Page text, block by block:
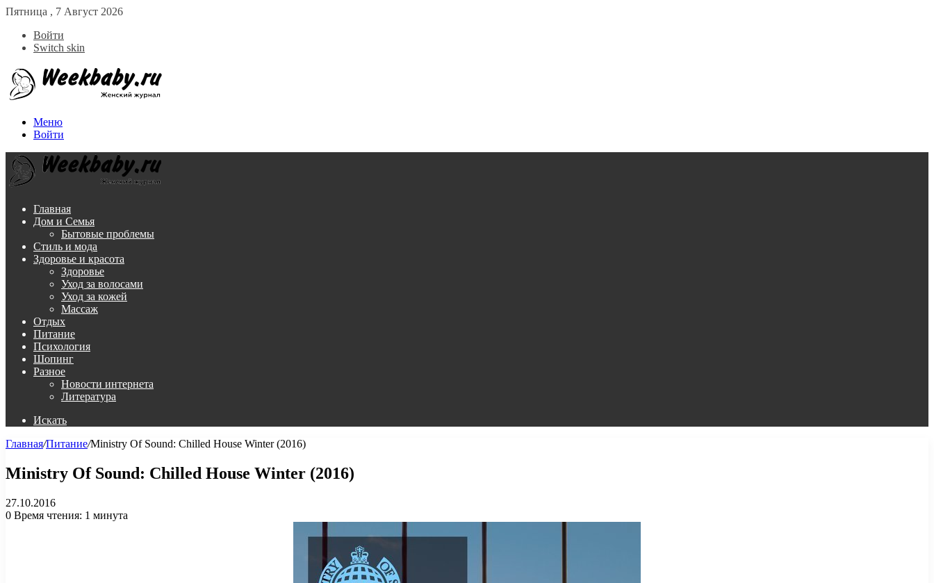
Пятница , 7 Август 2026
Войти
Switch skin
Меню
Войти
Главная
Дом и Семья
Бытовые проблемы
Стиль и мода
Здоровье и красота
Здоровье
Уход за волосами
Уход за кожей
Массаж
Отдых
Питание
Психология
Шопинг
Разное
Новости интернета
Литература
Искать
Главная/Питание/Ministry Of Sound: Chilled House Winter (2016)
Ministry Of Sound: Chilled House Winter (2016)
27.10.2016
0 Время чтения: 1 минута